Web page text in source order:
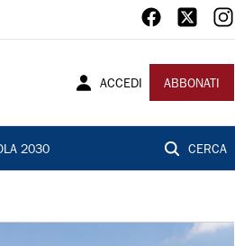
ACCEDI ABBONATI
2030 CERCA